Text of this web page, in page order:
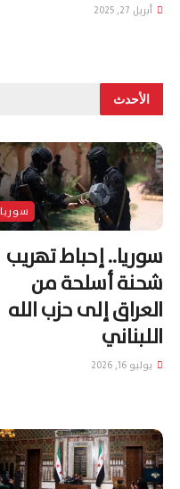
أبريل 27, 2025
الأحدث
سوريا
سوريا.. إحباط تهريب
شحنة أسلحة من
العراق إلى حزب الله
اللبناني
يوليو 16, 2026